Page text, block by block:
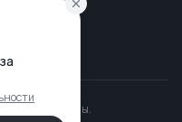
права защищены.